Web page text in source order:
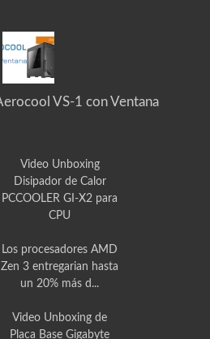
VS-1 con Ventana
Video Unboxing
Disipador de Calor
PCCOOLER GI-X2 para
CPU
Los procesadores AMD
Zen 3 entregarian hasta
un 20% más d...
Video Unboxing de
Placa Base Gigabyte